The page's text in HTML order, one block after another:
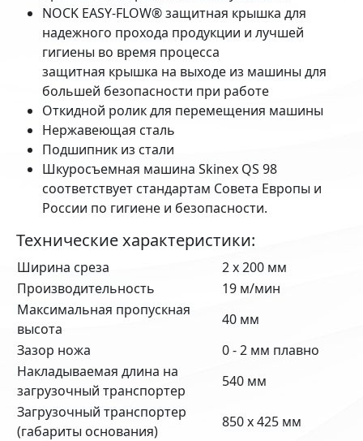
NOCK EASY-FLOW® защитная крышка для
надежного прохода продукции и лучшей
гигиены во время процесса
защитная крышка на выходе из машины для
большей безопасности при работе
Откидной ролик для перемещения машины
Нержавеющая сталь
Подшипник из стали
Шкуросъемная машина Skinex QS 98
соответствует стандартам Совета Европы и
России по гигиене и безопасности.
Технические характеристики:
Ширина среза
2 x 200 мм
Производительность
19 м/мин
Максимальная пропускная
высота
40 мм
Зазор ножа
0 - 2 мм плавно
Накладываемая длина на
загрузочный транспортер
540 мм
Загрузочный транспортер
(габариты основания)
850 x 425 мм